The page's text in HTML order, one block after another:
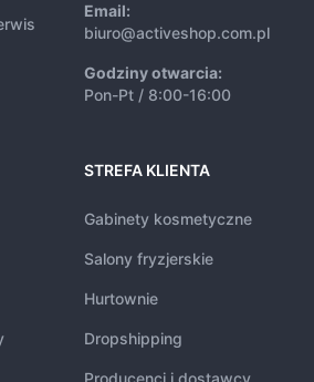
Email:
biuro@activeshop.com.pl
Godziny otwarcia:
Pon-Pt / 8:00-16:00
STREFA KLIENTA
Gabinety kosmetyczne
Salony fryzjerskie
Hurtownie
Dropshipping
Producenci i dostawcy